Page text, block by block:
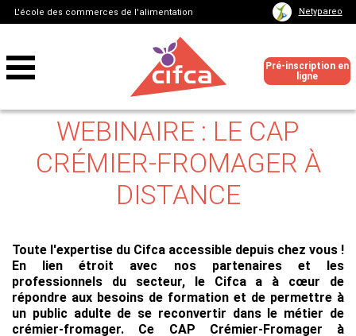
L'école des commerces de l'alimentation Netypareo
Pré-inscription en
ligne
WEBINAIRE : LE CAP
CRÉMIER-FROMAGER À
DISTANCE
Toute l'expertise du Cifca accessible depuis chez vous !
En lien étroit avec nos partenaires et les
professionnels du secteur, le Cifca a à cœur de
répondre aux besoins de formation et de permettre à
un public adulte de se reconvertir dans le métier de
crémier-fromager. Ce CAP Crémier-Fromager à